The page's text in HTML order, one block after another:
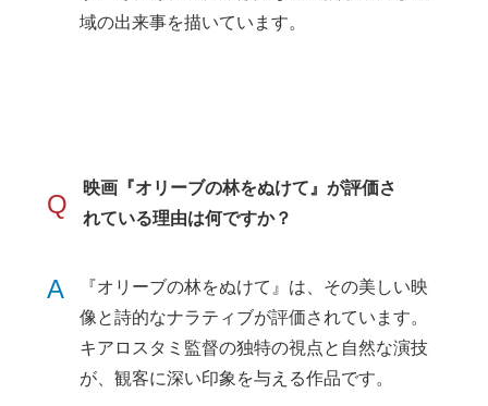
域の出来事を描いています。
Q
映画『オリーブの林をぬけて』が評価さ
れている理由は何ですか？
A
『オリーブの林をぬけて』は、その美しい映
像と詩的なナラティブが評価されています。
キアロスタミ監督の独特の視点と自然な演技
が、観客に深い印象を与える作品です。